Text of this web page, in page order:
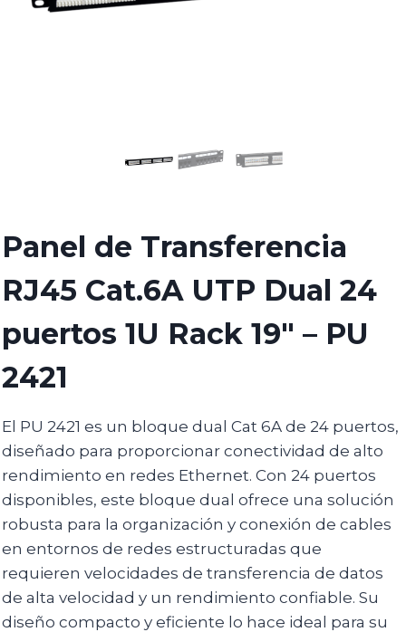
Panel de Transferencia
RJ45 Cat.6A UTP Dual 24
puertos 1U Rack 19″ – PU
2421
El PU 2421 es un bloque dual Cat 6A de 24 puertos,
diseñado para proporcionar conectividad de alto
rendimiento en redes Ethernet. Con 24 puertos
disponibles, este bloque dual ofrece una solución
robusta para la organización y conexión de cables
en entornos de redes estructuradas que
requieren velocidades de transferencia de datos
de alta velocidad y un rendimiento confiable. Su
diseño compacto y eficiente lo hace ideal para su